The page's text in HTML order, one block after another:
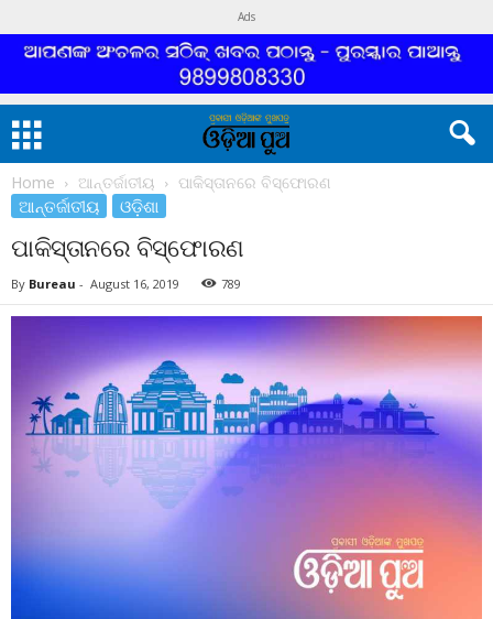
Ads
Home ଆନ୍ତର୍ଜାତୀୟ ପାକିସ୍ତାନରେ ବିସ୍ଫୋରଣ
ଆନ୍ତର୍ଜାତୀୟ ଓଡ଼ିଶା
ପାକିସ୍ତାନରେ ବିସ୍ଫୋରଣ
By Bureau - August 16, 2019 789